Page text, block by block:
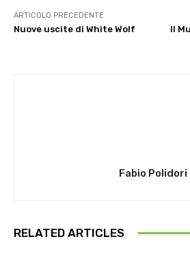
ARTICOLO PRECEDENTE
Nuove uscite di White Wolf
Il
Fabio Polidori
RELATED ARTICLES